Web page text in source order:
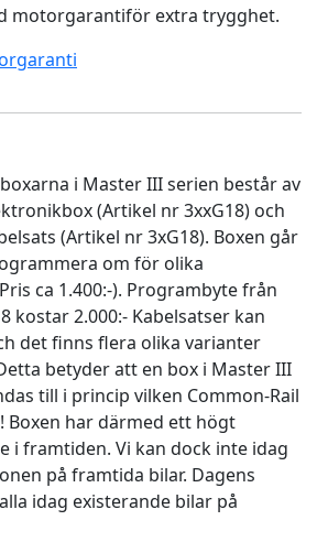
motorgarantiför extra trygghet.
i Master III serien består av
(Artikel nr 3xxG18) och
(Artikel nr 3xG18). Boxen går
om för olika
ca 1.400:-). Programbyte från
kostar 2.000:- Kabelsatser kan
det finns flera olika varianter
betyder att en box i Master III
till i princip vilken Common-Rail
Boxen har därmed ett högt
i framtiden. Vi kan dock inte idag
på framtida bilar. Dagens
idag existerande bilar på